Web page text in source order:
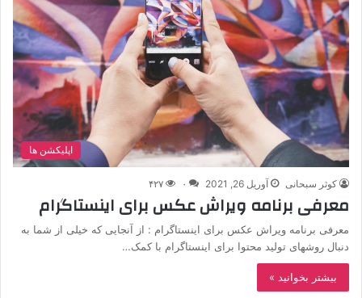
اپلیکشن ها
کوثر سبحانی آوریل 26, 2021 ۰ ۴۲۷
معرفی برنامه‌ ویراش عکس برای اینستاگرام
معرفی برنامه‌ ویراش عکس برای اینستاگرام : از آنجایی که خیلی از شما به
دنبال روشهای تولید محتوا برای اینستاگرام با کمک…
بیشتر بخوانید »